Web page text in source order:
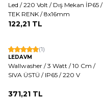
Led / 220 Volt / Dış Mekan İP65 /
TEK RENK / 8x16mm
122,21 TL
(1)
LEDAVM
Wallwasher / 3 Watt / 10 Cm /
SIVA ÜSTÜ / IP65 / 220 V
371,21 TL